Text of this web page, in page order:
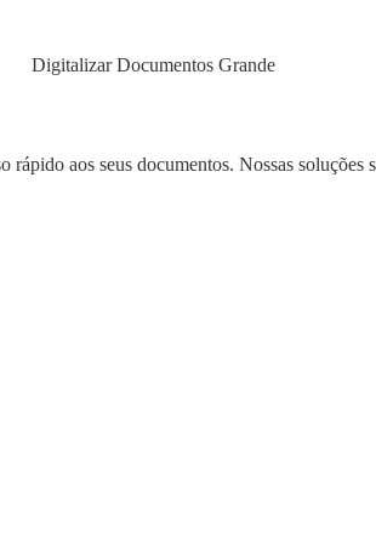
aos seus documentos. Nossas soluções